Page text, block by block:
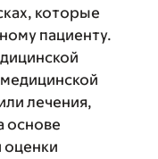
которые
пациенту.
лечения,
основе
оценки